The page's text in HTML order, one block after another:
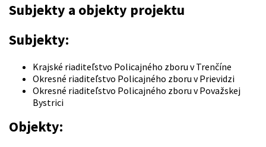
Subjekty a objekty projektu
Subjekty:
Krajské riaditeľstvo Policajného zboru v Trenčíne
Okresné riaditeľstvo Policajného zboru v Prievidzi
Okresné riaditeľstvo Policajného zboru v Považskej
Bystrici
Objekty: